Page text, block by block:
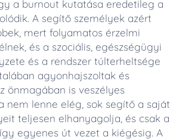
a burnout kutatása eredetileg a
A segítő személyek azért
mert folyamatos érzelmi
és a szociális, egészségügyi
és a rendszer túlterheltsége
agyonhajszoltak és
önmagában is veszélyes
nem lenne elég, sok segítő a saját
teljesen elhanyagolja, és csak a
egyenes út vezet a kiégésig. A